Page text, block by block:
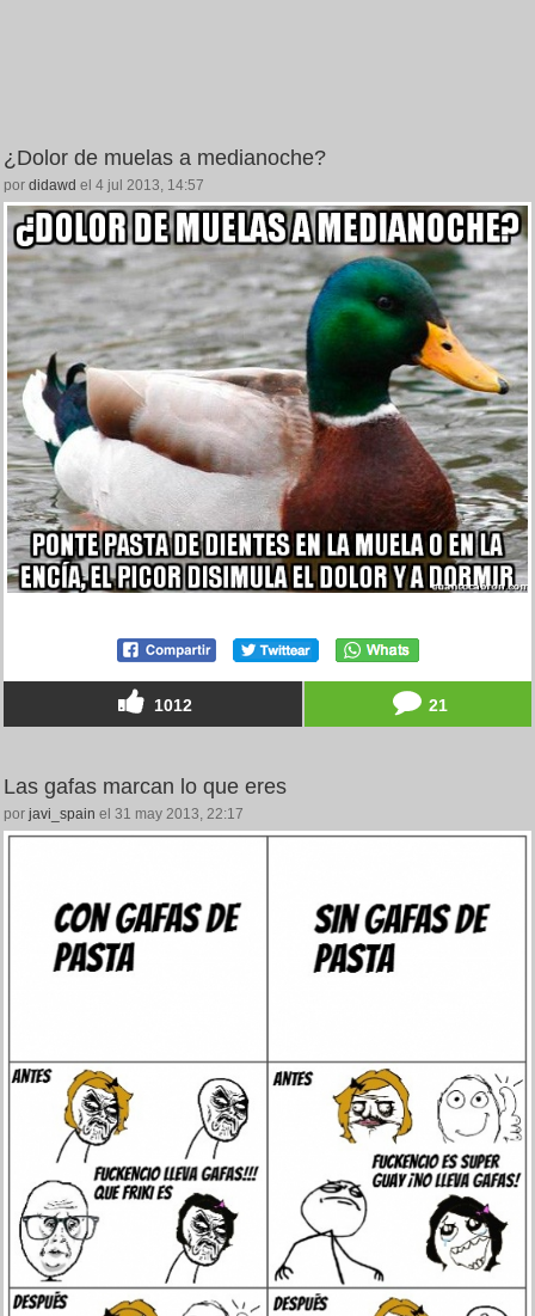
¿Dolor de muelas a medianoche?
por didawd el 4 jul 2013, 14:57
1012 21
Las gafas marcan lo que eres
por javi_spain el 31 may 2013, 22:17